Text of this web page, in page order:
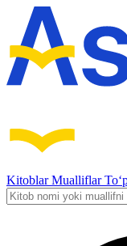
KitoblarMualliflar